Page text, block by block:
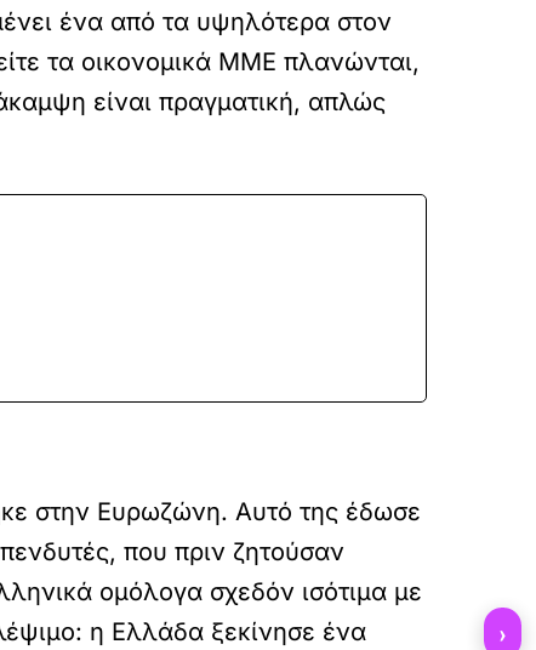
ένα από τα υψηλότερα στον
τα οικονομικά ΜΜΕ πλανώνται,
είναι πραγματική, απλώς
στην Ευρωζώνη. Αυτό της έδωσε
που πριν ζητούσαν
ομόλογα σχεδόν ισότιμα με
η Ελλάδα ξεκίνησε ένα
›